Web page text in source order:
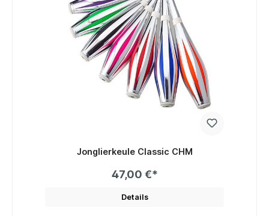
Jonglierkeule Classic CHM
47,00 €*
Details